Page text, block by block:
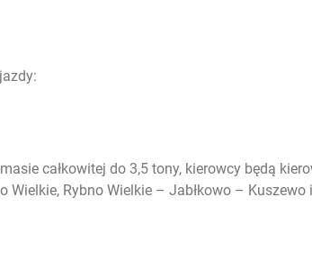
całkowitej do 3,5 tony, kierowcy będą
Wielkie, Rybno Wielkie – Jabłkowo –